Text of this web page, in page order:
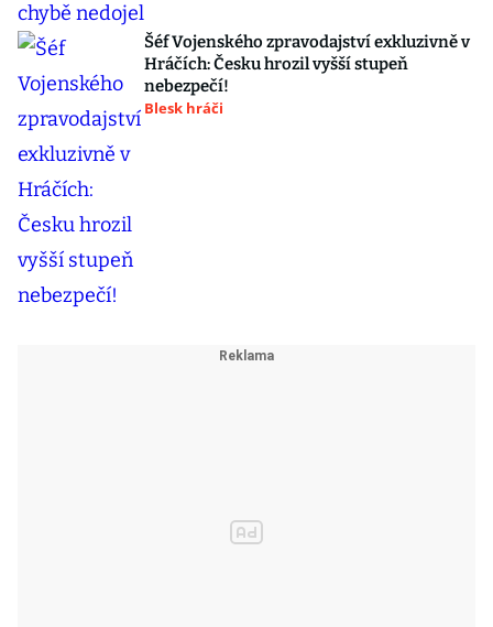
Šéf Vojenského zpravodajství exkluzivně v
Hráčích: Česku hrozil vyšší stupeň
nebezpečí!
Blesk hráči